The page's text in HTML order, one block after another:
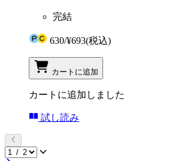
完結
630/¥693(税込)
カートに追加
カートに追加しました
試し読み